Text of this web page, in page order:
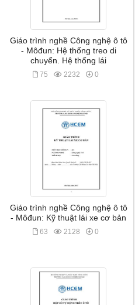
Giáo trình nghề Công nghệ ô tô
- Môđun: Hệ thống treo di
chuyển. Hệ thống lái
75 2232 0
Giáo trình nghề Công nghệ ô tô
- Môđun: Kỹ thuật lái xe cơ bản
63 2128 0